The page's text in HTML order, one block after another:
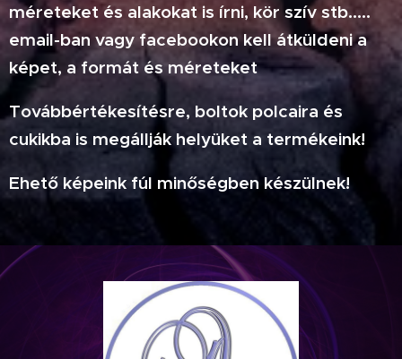
méreteket és alakokat is írni, kör szív stb.....
email-ban vagy facebookon kell átküldeni a
képet, a formát és méreteket
Továbbértékesítésre, boltok polcaira és
cukikba is megállják helyüket a termékeink!
Ehető képeink fúl minőségben készülnek!